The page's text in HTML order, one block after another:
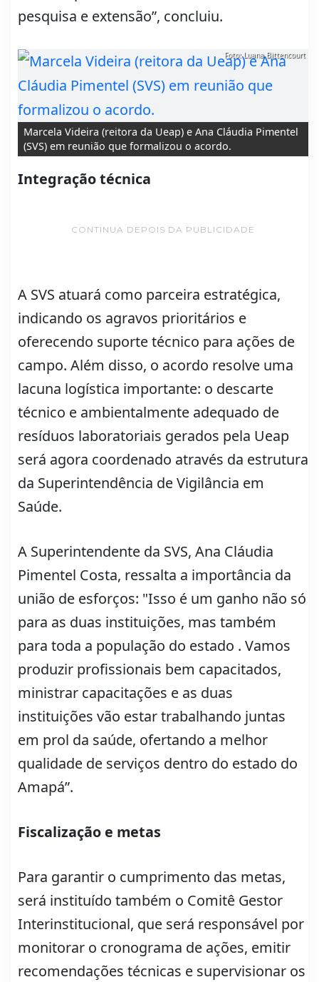
pesquisa e extensão”, concluiu.
Marcela Videira (reitora da Ueap) e Ana Cláudia Pimentel
(SVS) em reunião que formalizou o acordo.
Foto: Luana Bittencourt
Integração técnica
CONTINUA DEPOIS DA PUBLICIDADE
A SVS atuará como parceira estratégica,
indicando os agravos prioritários e
oferecendo suporte técnico para ações de
campo. Além disso, o acordo resolve uma
lacuna logística importante: o descarte
técnico e ambientalmente adequado de
resíduos laboratoriais gerados pela Ueap
será agora coordenado através da estrutura
da Superintendência de Vigilância em
Saúde.
A Superintendente da SVS, Ana Cláudia
Pimentel Costa, ressalta a importância da
união de esforços: "Isso é um ganho não só
para as duas instituições, mas também
para toda a população do estado . Vamos
produzir profissionais bem capacitados,
ministrar capacitações e as duas
instituições vão estar trabalhando juntas
em prol da saúde, ofertando a melhor
qualidade de serviços dentro do estado do
Amapá”.
Fiscalização e metas
Para garantir o cumprimento das metas,
será instituído também o Comitê Gestor
Interinstitucional, que será responsável por
monitorar o cronograma de ações, emitir
recomendações técnicas e supervisionar os